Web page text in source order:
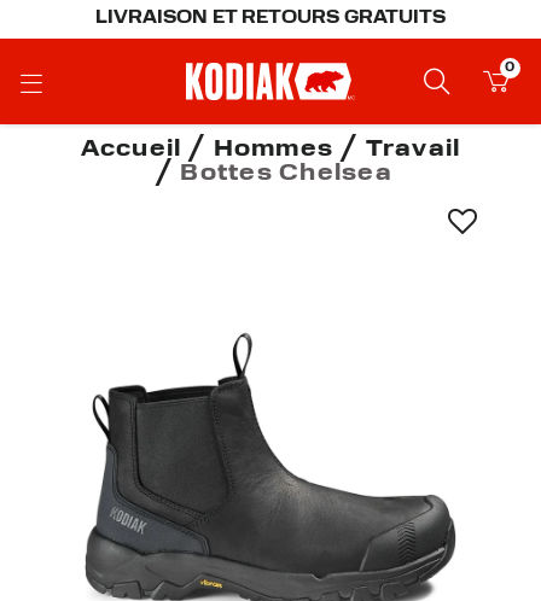
LIVRAISON ET RETOURS GRATUITS
0
Accueil Hommes
Travail
Bottes Chelsea